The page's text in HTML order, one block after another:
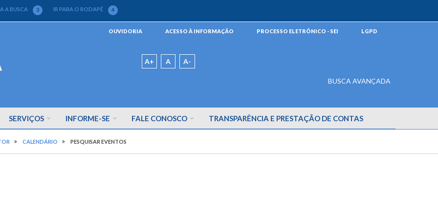
A BUSCA 3 IR PARA O RODAPÉ 4
OUVIDORIA ACESSO À INFORMAÇÃO PROCESSO ELETRÔNICO - SEI LGPD
A+ A A-
BUSCA AVANÇADA
SERVIÇOS INFORME-SE FALE CONOSCO TRANSPARÊNCIA E PRESTAÇÃO DE CONTAS
CALENDÁRIO PESQUISAR EVENTOS